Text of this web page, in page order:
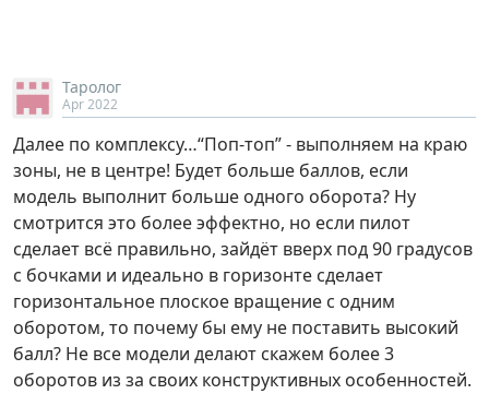
Таролог
Apr 2022
Далее по комплексу…“Поп-топ” - выполняем на краю
зоны, не в центре! Будет больше баллов, если
модель выполнит больше одного оборота? Ну
смотрится это более эффектно, но если пилот
сделает всё правильно, зайдёт вверх под 90 градусов
с бочками и идеально в горизонте сделает
горизонтальное плоское вращение с одним
оборотом, то почему бы ему не поставить высокий
балл? Не все модели делают скажем более 3
оборотов из за своих конструктивных особенностей.